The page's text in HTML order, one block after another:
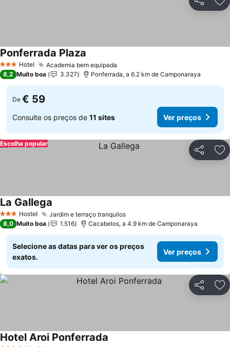
Partilhar
3 EstrelasHotel Academia bem equipada
Ponferrada Plaza
8,2 Muito boa 3.327 Ponferrada, a 6.2 km de Camponaraya
De € 59
Consulte os preços de 11 sites Ver preços
Partilhar
Escolha popular
3 EstrelasHostel Jardim e terraço tranquilos
La Gallega
8,0 Muito boa 1.516 Cacabelos, a 4.9 km de Camponaraya
Selecione as datas para ver os preços
exatos.
Ver preços
Partilhar
Hotel Aroi Ponferrada